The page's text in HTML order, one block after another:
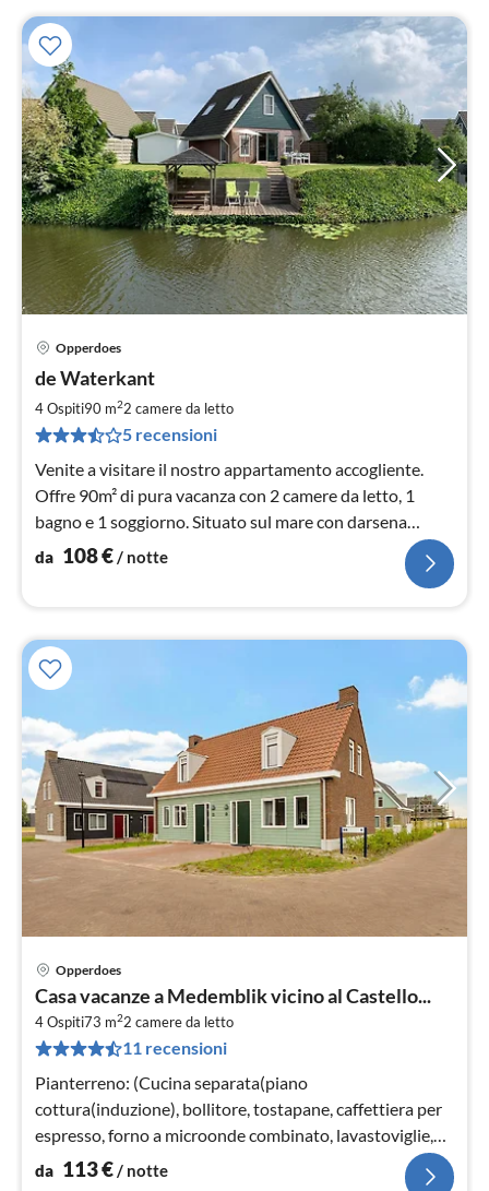
Opperdoes
de Waterkant
4 Ospiti90 m22 camere da letto
5 recensioni
Venite a visitare il nostro appartamento accogliente.
Offre 90m² di pura vacanza con 2 camere da letto, 1
bagno e 1 soggiorno. Situato sul mare con darsena
privata.
da 108€/ notte
Opperdoes
Casa vacanze a Medemblik vicino al Castello...
4 Ospiti73 m22 camere da letto
11 recensioni
Pianterreno: (Cucina separata(piano
cottura(induzione), bollitore, tostapane, caffettiera per
espresso, forno a microonde combinato, lavastoviglie,
frigo con congelatore, Frullator...
da 113€/ notte